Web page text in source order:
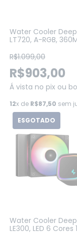
Water Cooler
LT720, A-RGB,
G-1)
R$1.099,00
R$903,00
Á vista no pix ou
12x de R$87,50 sem
ESGOTADO
Water Cooler
LE300, LED 6 Cores